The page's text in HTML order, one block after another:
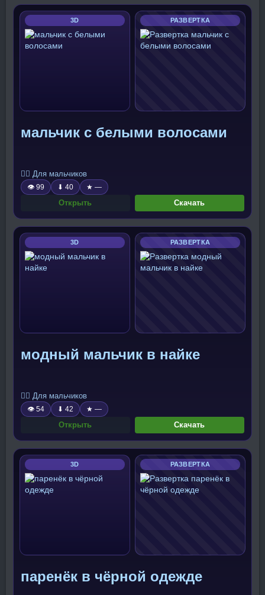
3D РАЗВЕРТКА
мальчик с белыми волосами
🧍‍♂️ Для мальчиков
👁 99 ⬇ 40 ★ —
Открыть Скачать
3D РАЗВЕРТКА
модный мальчик в найке
🧍‍♂️ Для мальчиков
👁 54 ⬇ 42 ★ —
Открыть Скачать
3D РАЗВЕРТКА
паренёк в чёрной одежде